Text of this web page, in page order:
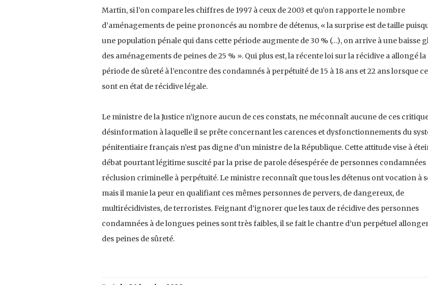
Martin, si l’on compare les chiffres de 1997 à ceux de 2003 et qu’on rapporte le nombre
d’aménagements de peine prononcés au nombre de détenus, « la surprise est de taille
une population pénale qui dans cette période augmente de 30 % (…), on arrive à une baisse
des aménagements de peines de 25 % ». Qui plus est, la récente loi sur la récidive a allongé la
période de sûreté à l’encontre des condamnés à perpétuité de 15 à 18 ans et 22 ans lorsque
sont en état de récidive légale.
Le ministre de la Justice n’ignore aucun de ces constats, ne méconnaît aucune de ces
désinformation à laquelle il se prête concernant les carences et dysfonctionnements du
pénitentiaire français n’est pas digne d’un ministre de la République. Cette attitude vise à
débat pourtant légitime suscité par la prise de parole désespérée de personnes condamnées
réclusion criminelle à perpétuité. Le ministre reconnaît que tous les détenus ont vocation à
mais il manie la peur en qualifiant ces mêmes personnes de pervers, de dangereux, de
multirécidivistes, de terroristes. Feignant d’ignorer que les taux de récidive des personnes
condamnées à de longues peines sont très faibles, il se fait le chantre d’un perpétuel
des peines de sûreté.